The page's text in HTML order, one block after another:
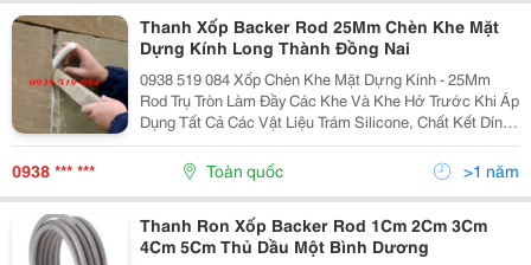
Thanh Xốp Backer Rod 25Mm Chèn Khe Mặt
Dựng Kính Long Thành Đồng Nai
0938 519 084 Xốp Chèn Khe Mặt Dựng Kính - 25Mm
Rod Trụ Tròn Làm Đầy Các Khe Và Khe Hở Trước Khi Áp
Dụng Tất Cả Các Vật Liệu Trám Silicone, Chất Kết Dính
Polymer Và Polyme, Chất Trám Khe Polysulphide, Chất
Trám Kín Epoxy, Chất Trám Polyurethane...
0938 *** *** Toàn quốc >1 năm
Thanh Ron Xốp Backer Rod 1Cm 2Cm 3Cm
4Cm 5Cm Thủ Dầu Một Bình Dương